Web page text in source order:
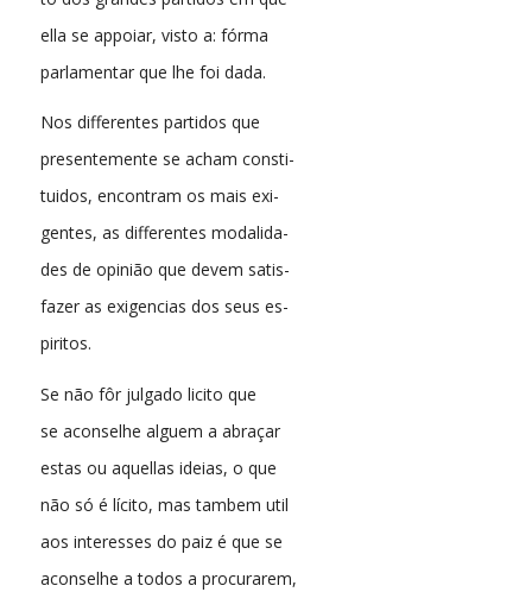
ella se appoiar, visto a: fórma
parlamentar que lhe foi dada.
Nos differentes partidos que
presentemente se acham consti-
tuidos, encontram os mais exi-
gentes, as differentes modalida-
des de opinião que devem satis-
fazer as exigencias dos seus es-
piritos.
Se não fôr julgado licito que
se aconselhe alguem a abraçar
estas ou aquellas ideias, o que
não só é lícito, mas tambem util
aos interesses do paiz é que se
aconselhe a todos a procurarem,